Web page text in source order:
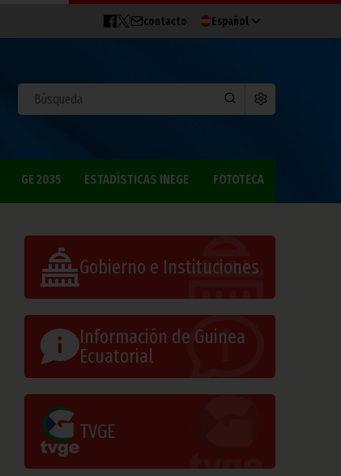
contacto Español
GE 2035 ESTADÍSTICAS INEGE FOTOTECA
Gobierno e Instituciones
Información de Guinea
Ecuatorial
TVGE